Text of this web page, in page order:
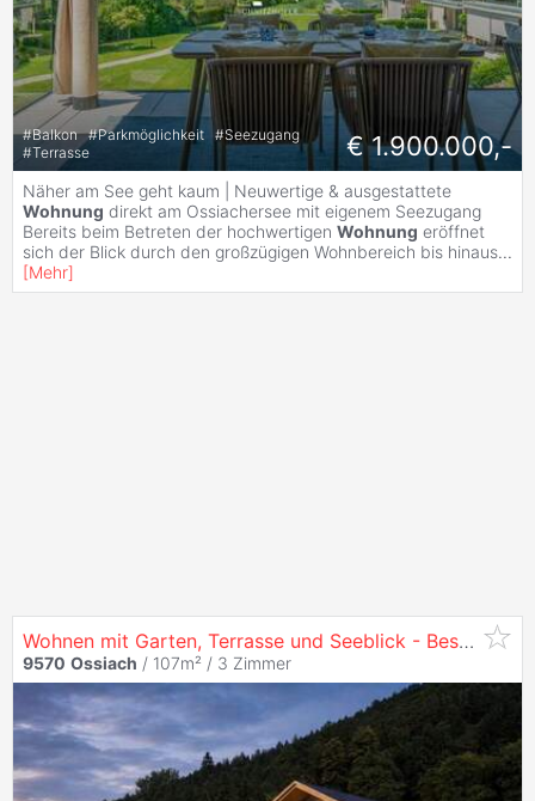
#Balkon #Parkmöglichkeit #Seezugang
#Terrasse € 1.900.000,-
Näher am See geht kaum | Neuwertige & ausgestattete
Wohnung direkt am Ossiachersee mit eigenem Seezugang
Bereits beim Betreten der hochwertigen Wohnung eröffnet
sich der Blick durch den großzügigen Wohnbereich bis hinaus...
[Mehr]
Wohnen mit Garten, Terrasse und Seeblick - Besondere Zweitwohnsitzwohnung am
9570 Ossiach / 107m² / 3 Zimmer